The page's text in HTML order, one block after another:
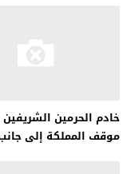
خادم الحرمين
موقف المملكة إلى